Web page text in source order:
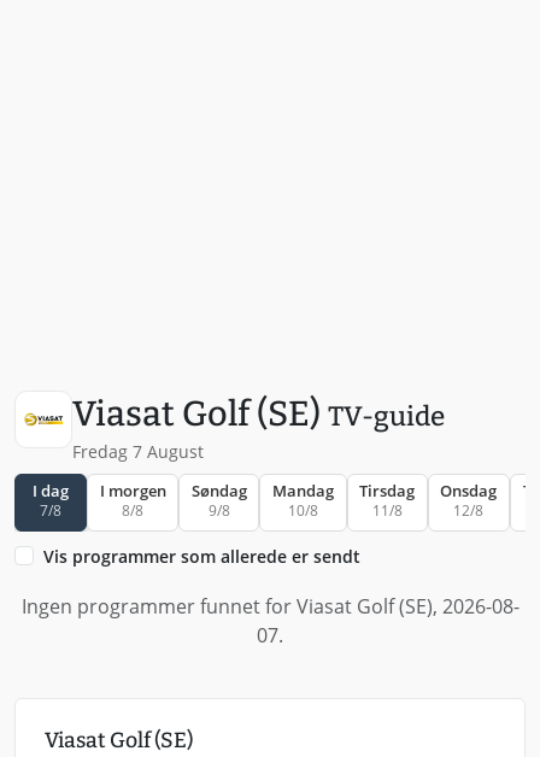
Viasat Golf (SE) TV-guide
Fredag 7 August
I dag
7/8
I morgen
8/8
Søndag
9/8
Mandag
10/8
Tirsdag
11/8
Onsdag
12/8
Vis programmer som allerede er sendt
Ingen programmer funnet for Viasat Golf (SE), 2026-08-
07.
Viasat Golf (SE)